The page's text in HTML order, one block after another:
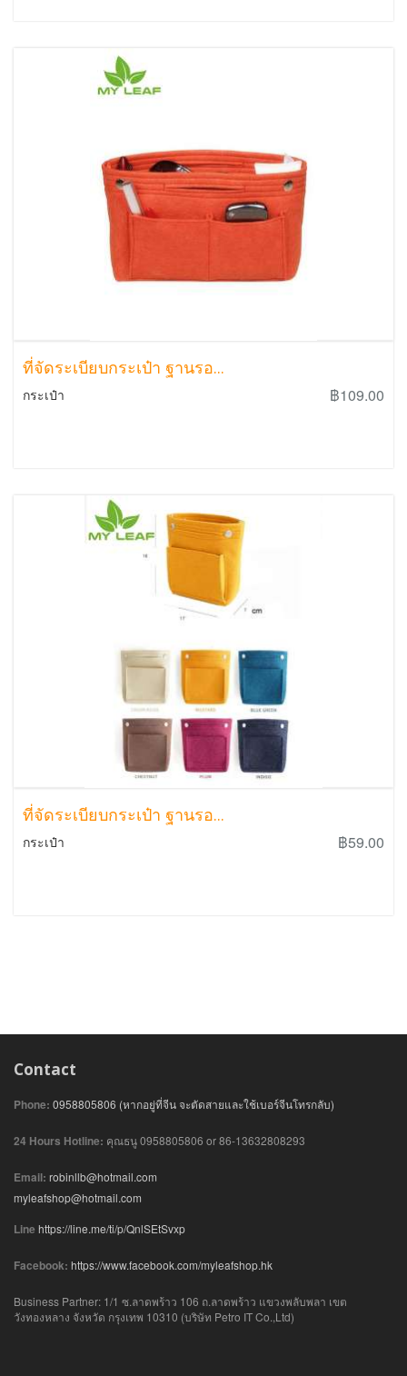
ที่จัดระเบียบกระเป๋า ฐานรอ...
กระเป๋า ฿109.00
ที่จัดระเบียบกระเป๋า ฐานรอ...
กระเป๋า ฿59.00
Contact
Phone: 0958805806 (หากอยู่ที่จีน จะตัดสายและใช้เบอร์จีนโทรกลับ)
24 Hours Hotline: คุณธนู 0958805806 or 86-13632808293
Email: robinllb@hotmail.com
myleafshop@hotmail.com
Line https://line.me/ti/p/QnlSEtSvxp
Facebook: https://www.facebook.com/myleafshop.hk
Business Partner: 1/1 ซ.ลาดพร้าว 106 ถ.ลาดพร้าว แขวงพลับพลา เขต
วังทองหลาง จังหวัด กรุงเทพ 10310 (บริษัท Petro IT Co.,Ltd)